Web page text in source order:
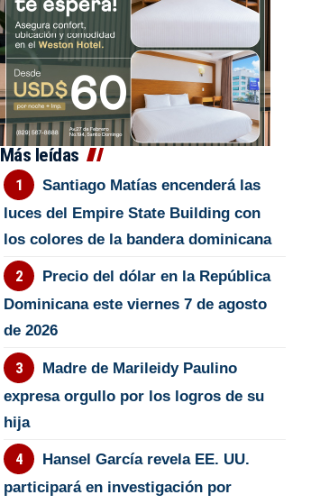
Más leídas
Santiago Matías encenderá las
luces del Empire State Building con
los colores de la bandera dominicana
Precio del dólar en la República
Dominicana este viernes 7 de agosto
de 2026
Madre de Marileidy Paulino
expresa orgullo por los logros de su
hija
Hansel García revela EE. UU.
participará en investigación por